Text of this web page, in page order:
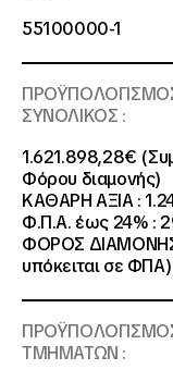
55100000-1
ΣΥΝΟΛΙΚΟΣ :
1.621.898,28€
Φόρου διαμονής)
ΚΑΘΑΡΗ ΑΞΙΑ :
Φ.Π.Α. έως 24% :
ΦΟΡΟΣ ΔΙΑΜΟΝΗΣ
υπόκειται σε ΦΠΑ)
ΤΜΗΜΑΤΩΝ :